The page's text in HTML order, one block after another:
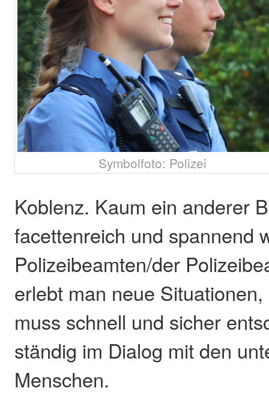
Symbolfoto: Polizei
Koblenz. Kaum ein anderer
facettenreich und spannend
Polizeibeamten/der
erlebt man neue
muss schnell und sicher
ständig im Dialog mit den
Menschen.